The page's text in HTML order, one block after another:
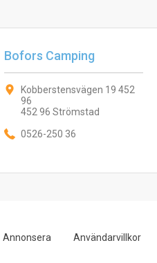
Bofors Camping
Kobberstensvägen 19 452
96
452 96 Strömstad
0526-250 36
Annonsera Användarvillkor